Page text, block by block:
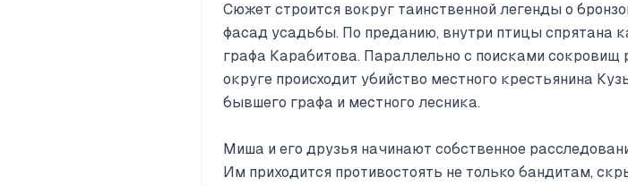
Сюжет строится вокруг таинственной легенды о
фасад усадьбы. По преданию, внутри птицы спрятана
графа Карабитова. Параллельно с поисками
округе происходит убийство местного крестьянина
бывшего графа и местного лесника.
Миша и его друзья начинают собственное
Им приходится противостоять не только бандитам,